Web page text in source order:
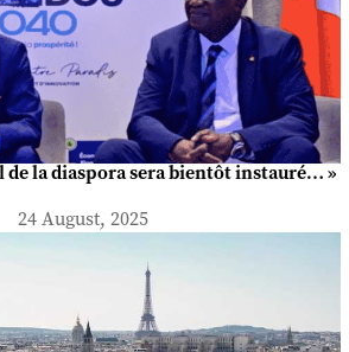
de la diaspora sera bientôt instauré… »
24 August, 2025